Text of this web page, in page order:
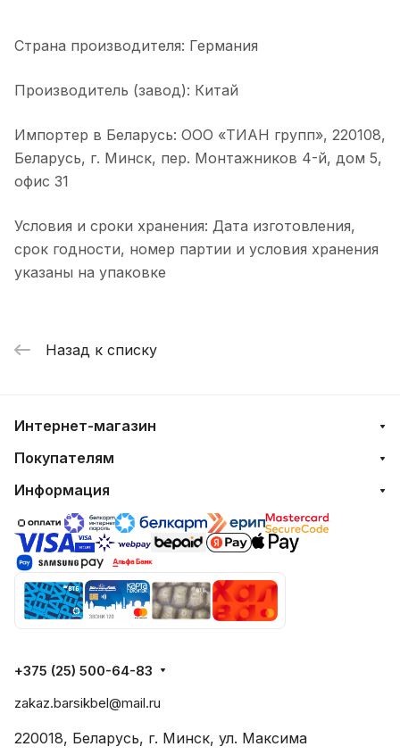
Страна производителя: Германия
Производитель (завод): Китай
Импортер в Беларусь: ООО «ТИАН групп», 220108,
Беларусь, г. Минск, пер. Монтажников 4-й, дом 5,
офис 31
Условия и сроки хранения: Дата изготовления,
срок годности, номер партии и условия хранения
указаны на упаковке
Назад к списку
Интернет-магазин
Покупателям
Информация
+375 (25) 500-64-83
zakaz.barsikbel@mail.ru
220018, Беларусь, г. Минск, ул. Максима